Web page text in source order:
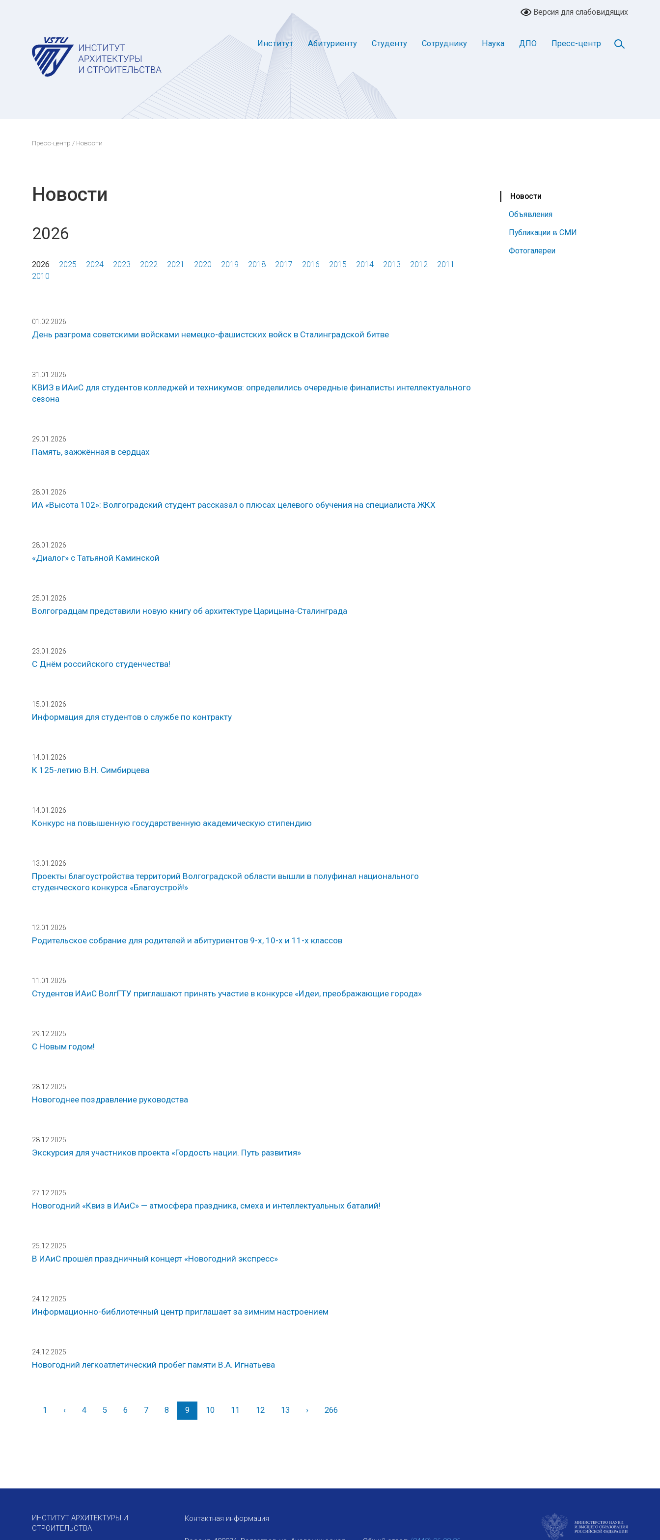
Версия для слабовидящих
Институт Абитуриенту Студенту Сотруднику Наука ДПО Пресс-центр
Пресс-центр / Новости
Новости
Объявления
Публикации в СМИ
Фотогалереи
Новости
2026
2026 2025 2024 2023 2022 2021 2020 2019 2018 2017 2016 2015 2014 2013 2012
2011
2010
01.02.2026
День разгрома советскими войсками немецко-фашистских войск в Сталинградской битве
31.01.2026
КВИЗ в ИАиС для студентов колледжей и техникумов: определились очередные финалисты интеллектуального
сезона
29.01.2026
Память, зажжённая в сердцах
28.01.2026
ИА «Высота 102»: Волгоградский студент рассказал о плюсах целевого обучения на специалиста ЖКХ
28.01.2026
«Диалог» с Татьяной Каминской
25.01.2026
Волгоградцам представили новую книгу об архитектуре Царицына-Сталинграда
23.01.2026
С Днём российского студенчества!
15.01.2026
Информация для студентов о службе по контракту
14.01.2026
К 125-летию В.Н. Симбирцева
14.01.2026
Конкурс на повышенную государственную академическую стипендию
13.01.2026
Проекты благоустройства территорий Волгоградской области вышли в полуфинал национального
студенческого конкурса «Благоустрой!»
12.01.2026
Родительское собрание для родителей и абитуриентов 9-х, 10-х и 11-х классов
11.01.2026
Студентов ИАиС ВолгГТУ приглашают принять участие в конкурсе «Идеи, преображающие города»
29.12.2025
С Новым годом!
28.12.2025
Новогоднее поздравление руководства
28.12.2025
Экскурсия для участников проекта «Гордость нации. Путь развития»
27.12.2025
Новогодний «Квиз в ИАиС» — атмосфера праздника, смеха и интеллектуальных баталий!
25.12.2025
В ИАиС прошёл праздничный концерт «Новогодний экспресс»
24.12.2025
Информационно-библиотечный центр приглашает за зимним настроением
24.12.2025
Новогодний легкоатлетический пробег памяти В.А. Игнатьева
1 ‹Назад
4 5 6 7 8 9 10 11 12 13 ›Вперед
266
ИНСТИТУТ АРХИТЕКТУРЫ И
СТРОИТЕЛЬСТВА
Контактная информация